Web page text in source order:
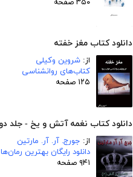
دانلود کتاب مغز خفته
از: شروین وکیلی
کتاب‌های روانشناسی
۱۲۵ صفحه
دانلود کتاب نغمه آتش و یخ - جلد
از: جورج. آر. آر. مارتین
دانلود رایگان بهترین رمان‌ها
۹۴۱ صفحه